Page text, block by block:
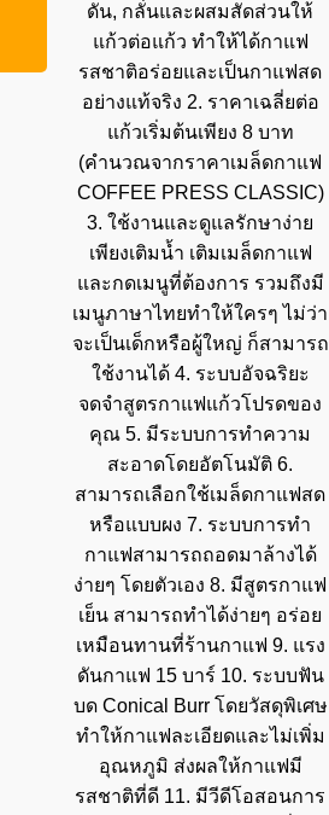
ดัน, กลั่นและผสมสัดส่วนให้
แก้วต่อแก้ว ทำให้ได้กาแฟ
รสชาติอร่อยและเป็นกาแฟสด
อย่างแท้จริง 2. ราคาเฉลี่ยต่อ
แก้วเริ่มต้นเพียง 8 บาท
(คำนวณจากราคาเมล็ดกาแฟ
COFFEE PRESS CLASSIC)
3. ใช้งานและดูแลรักษาง่าย
เพียงเติมน้ำ เติมเมล็ดกาแฟ
และกดเมนูที่ต้องการ รวมถึงมี
เมนูภาษาไทยทำให้ใครๆ ไม่ว่า
จะเป็นเด็กหรือผู้ใหญ่ ก็สามารถ
ใช้งานได้ 4. ระบบอัจฉริยะ
จดจำสูตรกาแฟแก้วโปรดของ
คุณ 5. มีระบบการทำความ
สะอาดโดยอัตโนมัติ 6.
สามารถเลือกใช้เมล็ดกาแฟสด
หรือแบบผง 7. ระบบการทำ
กาแฟสามารถถอดมาล้างได้
ง่ายๆ โดยตัวเอง 8. มีสูตรกาแฟ
เย็น สามารถทำได้ง่ายๆ อร่อย
เหมือนทานที่ร้านกาแฟ 9. แรง
ดันกาแฟ 15 บาร์ 10. ระบบฟัน
บด Conical Burr โดยวัสดุพิเศษ
ทำให้กาแฟละเอียดและไม่เพิ่ม
อุณหภูมิ ส่งผลให้กาแฟมี
รสชาติที่ดี 11. มีวีดีโอสอนการ